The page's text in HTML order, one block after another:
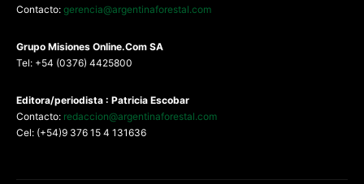
Contacto: gerencia@argentinaforestal.com
Grupo Misiones Online.Com SA
Tel: +54 (0376) 4425800
Editora/periodista : Patricia Escobar
Contacto: redaccion@argentinaforestal.com
Cel: (+54)9 376 15 4 131636